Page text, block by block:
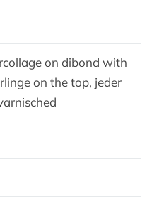
on dibond with
on the top, jeder